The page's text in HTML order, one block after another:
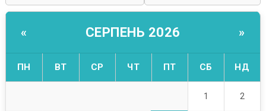
« СЕРПЕНЬ 2026 »
ПН ВТ СР ЧТ ПТ СБ НД
1 2